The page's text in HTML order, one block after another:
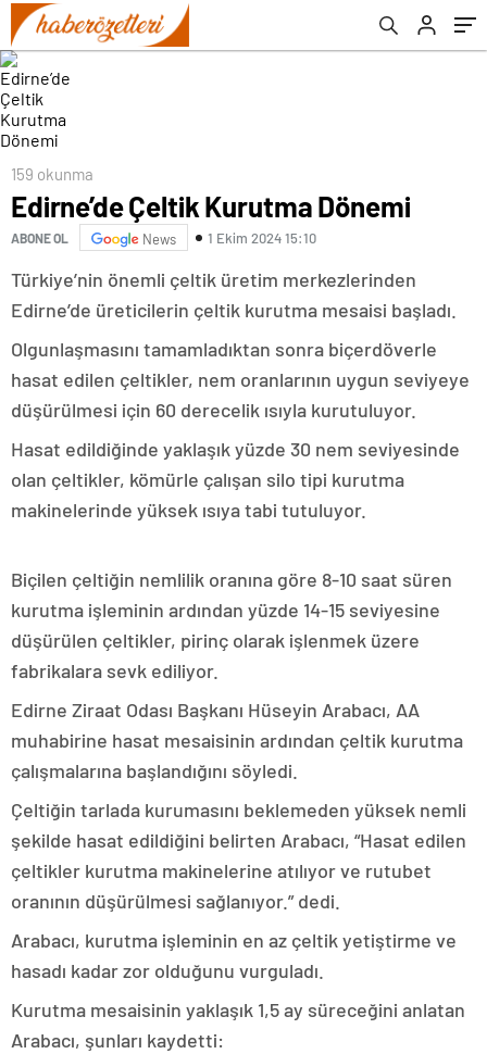
159 okunma
Edirne’de Çeltik Kurutma Dönemi
ABONE OL News 1 Ekim 2024 15:10
Türkiye’nin önemli çeltik üretim merkezlerinden
Edirne’de üreticilerin çeltik kurutma mesaisi başladı.
Olgunlaşmasını tamamladıktan sonra biçerdöverle
hasat edilen çeltikler, nem oranlarının uygun seviyeye
düşürülmesi için 60 derecelik ısıyla kurutuluyor.
Hasat edildiğinde yaklaşık yüzde 30 nem seviyesinde
olan çeltikler, kömürle çalışan silo tipi kurutma
makinelerinde yüksek ısıya tabi tutuluyor.
Biçilen çeltiğin nemlilik oranına göre 8-10 saat süren
kurutma işleminin ardından yüzde 14-15 seviyesine
düşürülen çeltikler, pirinç olarak işlenmek üzere
fabrikalara sevk ediliyor.
Edirne Ziraat Odası Başkanı Hüseyin Arabacı, AA
muhabirine hasat mesaisinin ardından çeltik kurutma
çalışmalarına başlandığını söyledi.
Çeltiğin tarlada kurumasını beklemeden yüksek nemli
şekilde hasat edildiğini belirten Arabacı, “Hasat edilen
çeltikler kurutma makinelerine atılıyor ve rutubet
oranının düşürülmesi sağlanıyor.” dedi.
Arabacı, kurutma işleminin en az çeltik yetiştirme ve
hasadı kadar zor olduğunu vurguladı.
Kurutma mesaisinin yaklaşık 1,5 ay süreceğini anlatan
Arabacı, şunları kaydetti: